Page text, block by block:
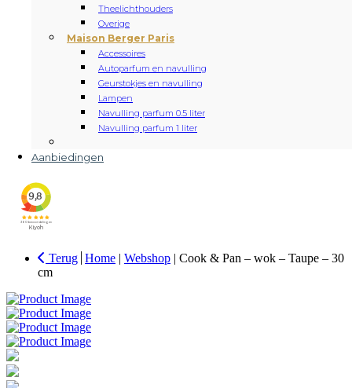
Theelichthouders
Overige
Maison Berger Paris
Accessoires
Autoparfum en navulling
Geurstokjes en navulling
Lampen
Navulling parfum 0.5 liter
Navulling parfum 1 liter
Aanbiedingen
Terug Home | Webshop | Cook & Pan – wok – Taupe – 30
cm